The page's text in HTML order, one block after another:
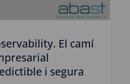
El camí
i segura